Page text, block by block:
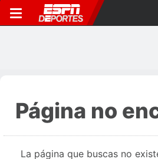
Página no
La página que buscas no